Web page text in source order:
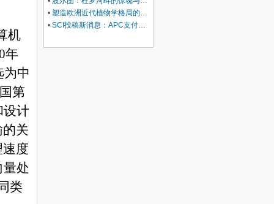
机
年
为中
第
设计
关
度
处
类
• 塑造欧洲近代植物学格局的马德里皇家植物园里程碑式园长
• SCI投稿新消息：APC支付服务再升级！